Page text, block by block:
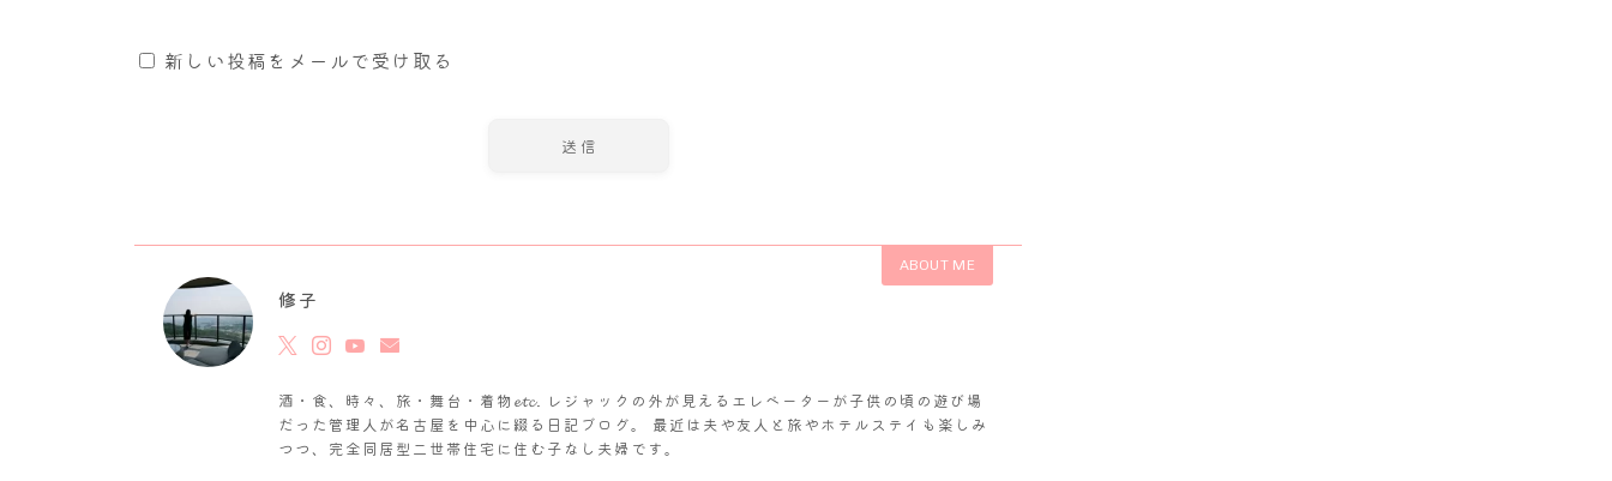
新しい投稿をメールで受け取る
ABOUT ME
修子
酒・食、時々、旅・舞台・着物𝓮𝓽𝓬. レジャックの外が見えるエレベーターが子供の頃の遊び場
だった管理人が名古屋を中心に綴る日記ブログ。 最近は夫や友人と旅やホテルステイも楽しみ
つつ、完全同居型二世帯住宅に住む子なし夫婦です。